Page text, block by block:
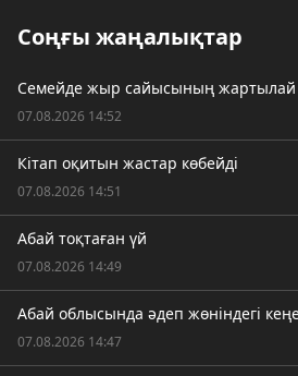
Соңғы жаңалықтар
Семейде жыр сайысының жартылай
07.08.2026 14:52
Кітап оқитын жастар көбейді
07.08.2026 14:51
Абай тоқтаған үй
07.08.2026 14:49
Абай облысында әдеп жөніндегі
07.08.2026 14:47